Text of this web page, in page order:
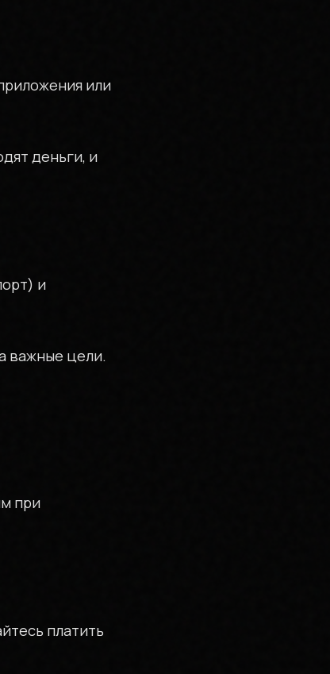
или
деньги, и
и
важные цели.
при
платить